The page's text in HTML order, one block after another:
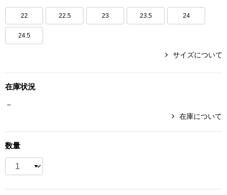
ランド
集
その他
ルーム･アン
その他
22 22.5 23 23.5 24
24.5
サイズについて
在庫状況
－
在庫について
数量